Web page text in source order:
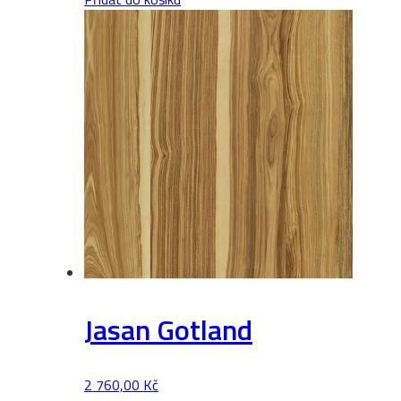
3
množství
Jasan Gotland
2 760,00 Kč